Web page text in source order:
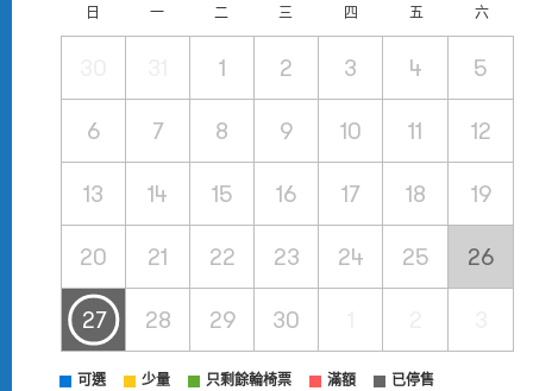
日 一 二 三 四 五 六
1 2 3 4 5
6 7 8 9 10 11 12
13 14 15 16 17 18 19
20 21 22 23 24 25 26
27 28 29 30
可選 少量 只剩餘輪椅票 滿額 已停售